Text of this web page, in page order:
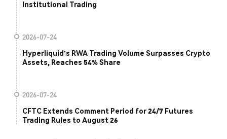
Institutional Trading
2026-07-24
Hyperliquid's RWA Trading Volume Surpasses Crypto
Assets, Reaches 54% Share
2026-07-24
CFTC Extends Comment Period for 24/7 Futures
Trading Rules to August 26